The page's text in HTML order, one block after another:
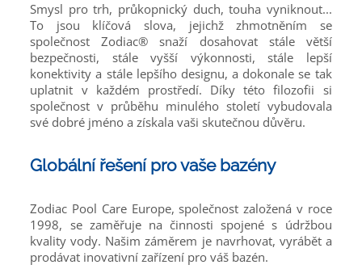
Smysl pro trh, průkopnický duch, touha vyniknout...
To jsou klíčová slova, jejichž zhmotněním se
společnost Zodiac® snaží dosahovat stále větší
bezpečnosti, stále vyšší výkonnosti, stále lepší
konektivity a stále lepšího designu, a dokonale se tak
uplatnit v každém prostředí. Díky této filozofii si
společnost v průběhu minulého století vybudovala
své dobré jméno a získala vaši skutečnou důvěru.
Globální řešení pro vaše bazény
Zodiac Pool Care Europe, společnost založená v roce
1998, se zaměřuje na činnosti spojené s údržbou
kvality vody. Našim záměrem je navrhovat, vyrábět a
prodávat inovativní zařízení pro váš bazén.